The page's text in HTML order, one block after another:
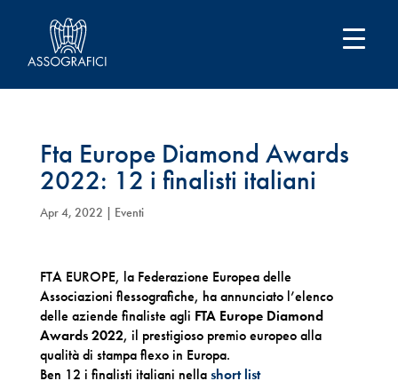
Fta Europe Diamond Awards
2022: 12 i finalisti italiani
Apr 4, 2022 | Eventi
FTA EUROPE, la Federazione Europea delle
Associazioni flessografiche, ha annunciato l’elenco
delle aziende finaliste agli FTA Europe Diamond
Awards 2022, il prestigioso premio europeo alla
qualità di stampa flexo in Europa.
Ben 12 i finalisti italiani nellashort list